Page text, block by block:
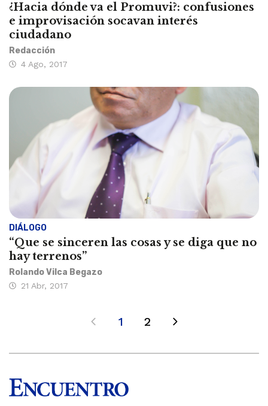
¿Hacia dónde va el Promuvi?: confusiones
e improvisación socavan interés
ciudadano
Redacción
4 Ago, 2017
DIÁLOGO
“Que se sinceren las cosas y se diga que no
hay terrenos”
Rolando Vilca Begazo
21 Abr, 2017
1 2